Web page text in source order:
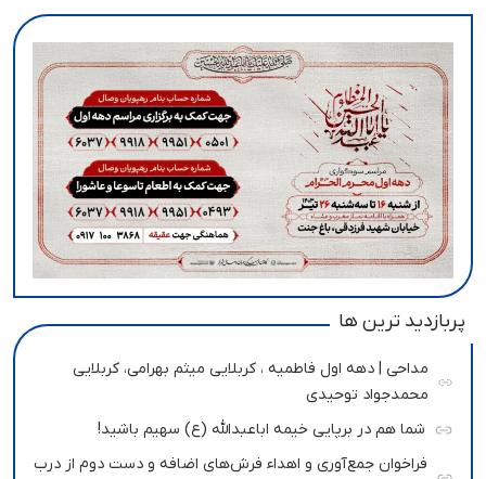
پربازدید ترین ها
مداحی | دهه اول فاطمیه ، کربلایی میثم بهرامی، کربلایی
محمدجواد توحیدی
شما هم در برپایی خیمه اباعبدالله (ع) سهیم باشید!
فراخوان جمع‌آوری و اهداء فرش‌های اضافه و دست دوم از درب